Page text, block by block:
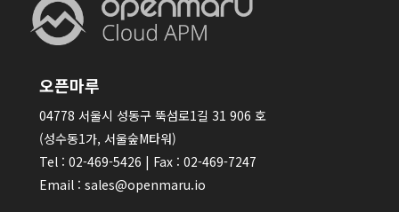
오픈마루
04778 서울시 성동구 뚝섬로1길 31 906 호
(성수동1가, 서울숲M타워)
Tel : 02-469-5426 | Fax : 02-469-7247
Email : sales@openmaru.io